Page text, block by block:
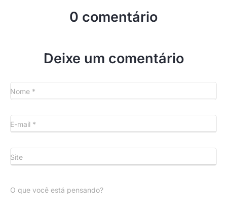
0 comentário
Deixe um comentário
Nome *
E-mail *
Site
O que você está pensando?